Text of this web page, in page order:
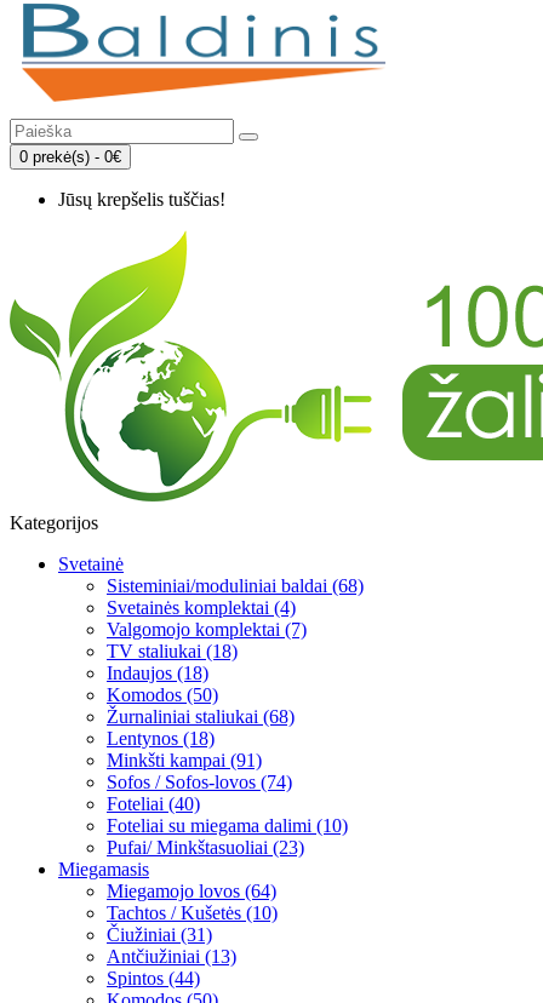
0 prekė(s) - 0€
Jūsų krepšelis tuščias!
Kategorijos
Svetainė
Sisteminiai/moduliniai baldai (68)
Svetainės komplektai (4)
Valgomojo komplektai (7)
TV staliukai (18)
Indaujos (18)
Komodos (50)
Žurnaliniai staliukai (68)
Lentynos (18)
Minkšti kampai (91)
Sofos / Sofos-lovos (74)
Foteliai (40)
Foteliai su miegama dalimi (10)
Pufai/ Minkštasuoliai (23)
Miegamasis
Miegamojo lovos (64)
Tachtos / Kušetės (10)
Čiužiniai (31)
Antčiužiniai (13)
Spintos (44)